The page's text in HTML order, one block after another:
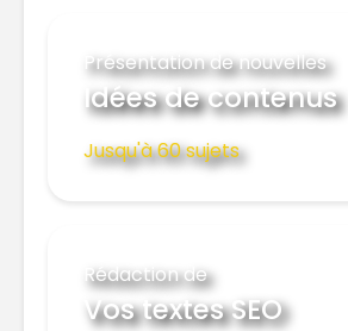
Présentation de nouvelles
Idées de contenus
Jusqu'à 60 sujets
Rédaction de
Vos textes SEO